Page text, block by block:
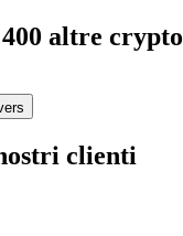
altre crypto
clienti